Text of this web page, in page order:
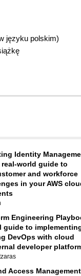
języku polskim)
Identity
real-world guide to
and workforce
in your AWS
Engineering
guide to
DevOps with cloud
developer
Access Management